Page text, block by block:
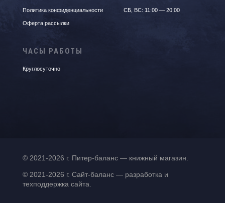
Политика конфиденциальности
Оферта рассылки
СБ, ВС: 11:00 — 20:00
ЧАСЫ РАБОТЫ
Круглосуточно
© 2021-2026 г. Питер-баланс — книжный магазин.
© 2021-2026 г. Сайт-баланс — разработка и
техподдержка сайта.